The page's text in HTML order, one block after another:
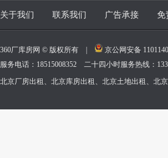
关于我们 联系我们 广告承接 免
360厂库房网 © 版权所有 | 京公网安备
服务电话：18515008352 二十四小时服务热线：
北京厂房出租、北京库房出租、北京土地出租、北